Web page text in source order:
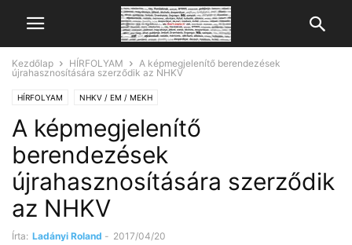
Kezdőlap HÍRFOLYAM
A képmegjelenítő berendezések
újrahasznosítására szerződik az NHKV
HÍRFOLYAM NHKV / EM / MEKH
A képmegjelenítő
berendezések
újrahasznosítására szerződik
az NHKV
Írta: Ladányi Roland - 2017/04/20